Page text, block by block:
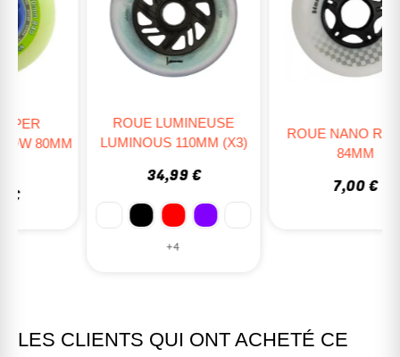
ROUE LUMINEUSE
LUMINOUS 110MM (X3)
ROUE NANO RACING
LES CLIENTS QUI ONT ACHETÉ CE